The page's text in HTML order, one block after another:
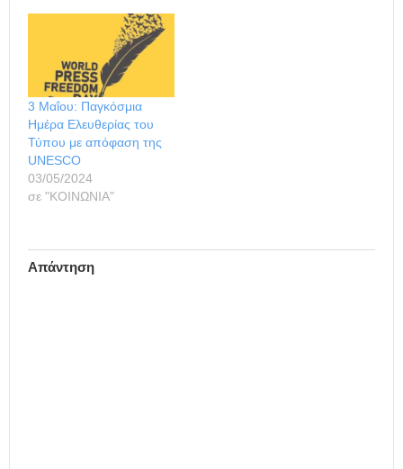
3 Μαΐου: Παγκόσμια
Ημέρα Ελευθερίας του
Τύπου με απόφαση της
UNESCO
03/05/2024
σε "ΚΟΙΝΩΝΙΑ"
Απάντηση